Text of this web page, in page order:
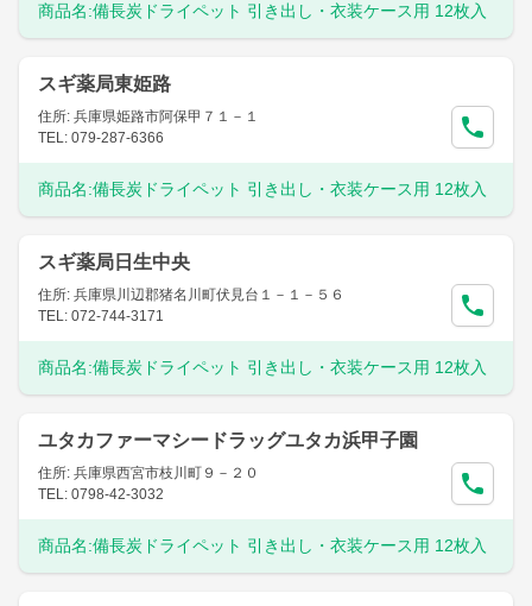
商品名:備長炭ドライペット 引き出し・衣装ケース用 12枚入
スギ薬局東姫路
住所: 兵庫県姫路市阿保甲７１－１
TEL: 079-287-6366
商品名:備長炭ドライペット 引き出し・衣装ケース用 12枚入
スギ薬局日生中央
住所: 兵庫県川辺郡猪名川町伏見台１－１－５６
TEL: 072-744-3171
商品名:備長炭ドライペット 引き出し・衣装ケース用 12枚入
ユタカファーマシードラッグユタカ浜甲子園
住所: 兵庫県西宮市枝川町９－２０
TEL: 0798-42-3032
商品名:備長炭ドライペット 引き出し・衣装ケース用 12枚入